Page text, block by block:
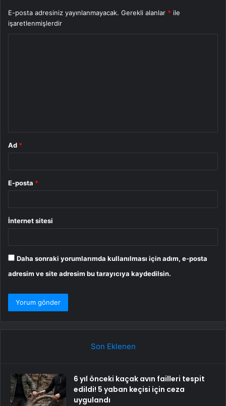
E-posta adresiniz yayınlanmayacak. Gerekli alanlar * ile
işaretlenmişlerdir
Ad *
E-posta *
İnternet sitesi
Daha sonraki yorumlarımda kullanılması için adım, e-posta
adresim ve site adresim bu tarayıcıya kaydedilsin.
Son Eklenen
6 yıl önceki kaçak avın failleri tespit
edildi! 5 yaban keçisi için ceza
uygulandı